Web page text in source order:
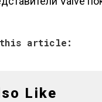
article:
Like